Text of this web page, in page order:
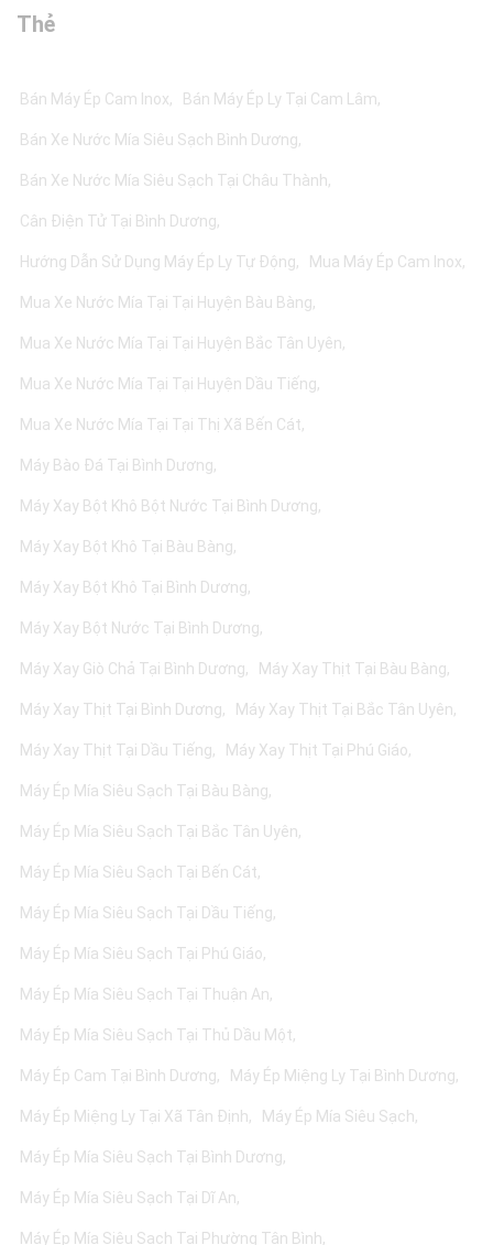
Thẻ
Bán Máy Ép Cam Inox Bán Máy Ép Ly Tại Cam Lâm
Bán Xe Nước Mía Siêu Sạch Bình Dương
Bán Xe Nước Mía Siêu Sạch Tại Châu Thành
Cân Điện Tử Tại Bình Dương
Hướng Dẫn Sử Dụng Máy Ép Ly Tự Động Mua Máy Ép Cam Inox
Mua Xe Nước Mía Tại Tại Huyện Bàu Bàng
Mua Xe Nước Mía Tại Tại Huyện Bắc Tân Uyên
Mua Xe Nước Mía Tại Tại Huyện Dầu Tiếng
Mua Xe Nước Mía Tại Tại Thị Xã Bến Cát
Máy Bào Đá Tại Bình Dương
Máy Xay Bột Khô Bột Nước Tại Bình Dương
Máy Xay Bột Khô Tại Bàu Bàng
Máy Xay Bột Khô Tại Bình Dương
Máy Xay Bột Nước Tại Bình Dương
Máy Xay Giò Chả Tại Bình Dương Máy Xay Thịt Tại Bàu Bàng
Máy Xay Thịt Tại Bình Dương Máy Xay Thịt Tại Bắc Tân Uyên
Máy Xay Thịt Tại Dầu Tiếng Máy Xay Thịt Tại Phú Giáo
Máy Ép Mía Siêu Sạch Tại Bàu Bàng
Máy Ép Mía Siêu Sạch Tại Bắc Tân Uyên
Máy Ép Mía Siêu Sạch Tại Bến Cát
Máy Ép Mía Siêu Sạch Tại Dầu Tiếng
Máy Ép Mía Siêu Sạch Tại Phú Giáo
Máy Ép Mía Siêu Sạch Tại Thuận An
Máy Ép Mía Siêu Sạch Tại Thủ Dầu Một
Máy Ép Cam Tại Bình Dương Máy Ép Miệng Ly Tại Bình Dương
Máy Ép Miệng Ly Tại Xã Tân Định Máy Ép Mía Siêu Sạch
Máy Ép Mía Siêu Sạch Tại Bình Dương
Máy Ép Mía Siêu Sạch Tại Dĩ An
Máy Ép Mía Siêu Sạch Tại Phường Tân Bình